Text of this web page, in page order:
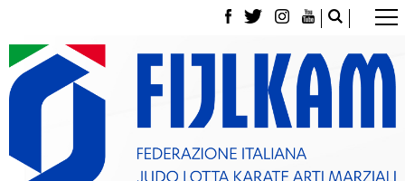
La Federazione
Tesseramento
Contatti
Norme e modulistica Affiliazioni e Tesseramenti
Classifica Società Sportive con più di 100 atleti
tesserati